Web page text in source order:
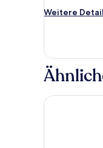
Weitere
Weitere
eigenes
Bad
Hotel Falken